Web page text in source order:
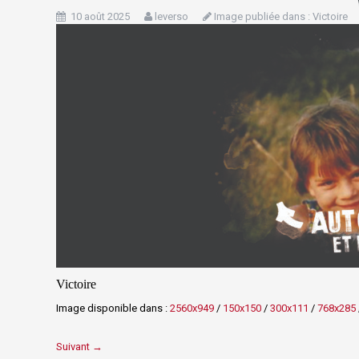
10 août 2025 leverso Image publiée dans : Victoire
Victoire
Image disponible dans : 2560x949/ 150x150/ 300x111 / 768x285
Suivant →